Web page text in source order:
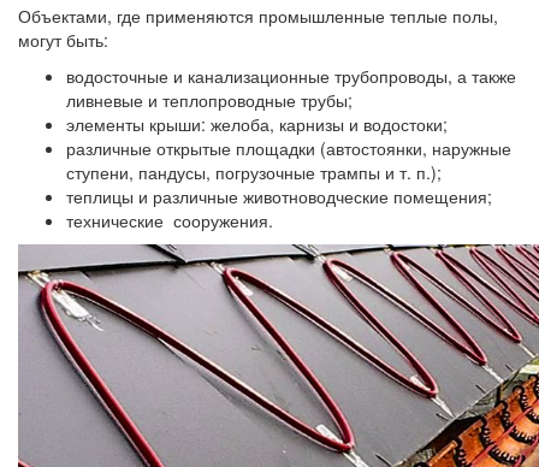
Объектами, где применяются промышленные теплые полы,
могут быть:
водосточные и канализационные трубопроводы, а также
ливневые и теплопроводные трубы;
элементы крыши: желоба, карнизы и водостоки;
различные открытые площадки (автостоянки, наружные
ступени, пандусы, погрузочные трампы и т. п.);
теплицы и различные животноводческие помещения;
технические сооружения.